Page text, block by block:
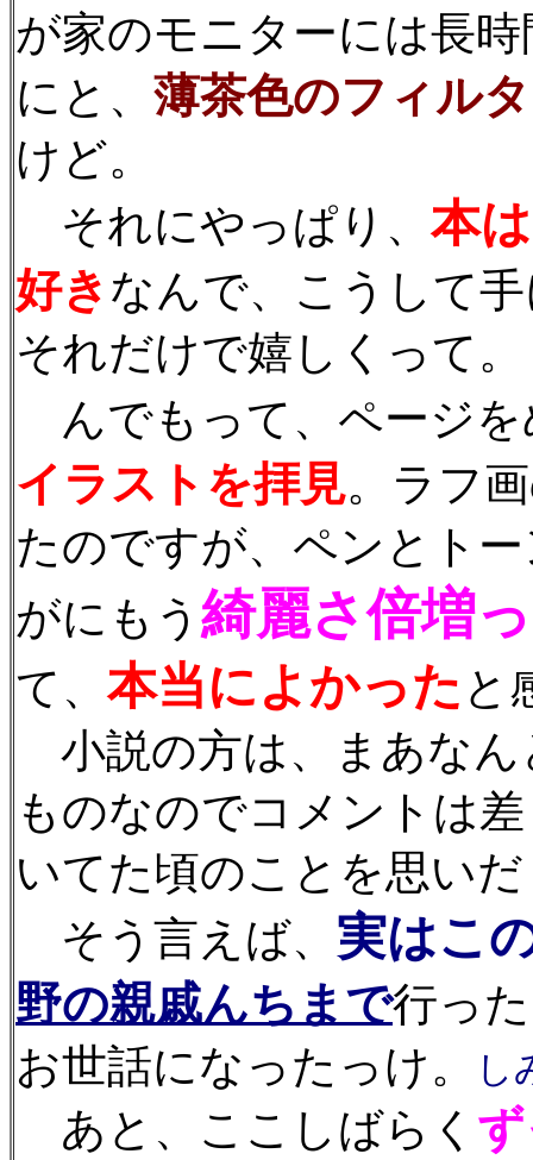
が家のモニターには長
にと、 薄茶色のフィル
けど。
それにやっぱり、本
好き なんで、こうして
それだけで嬉しくって。
んでもって、ページを
イラストを拝見。ラフ
たのですが、ペンとト
がにもう 綺麗さ倍増
て、本当によかった と
小説の方は、まあなん
ものなのでコメントは
いてた頃のことを思い
そう言えば、 実はこ
野の親戚んちまで行っ
お世話になったっけ。
し
あと、ここしばらく